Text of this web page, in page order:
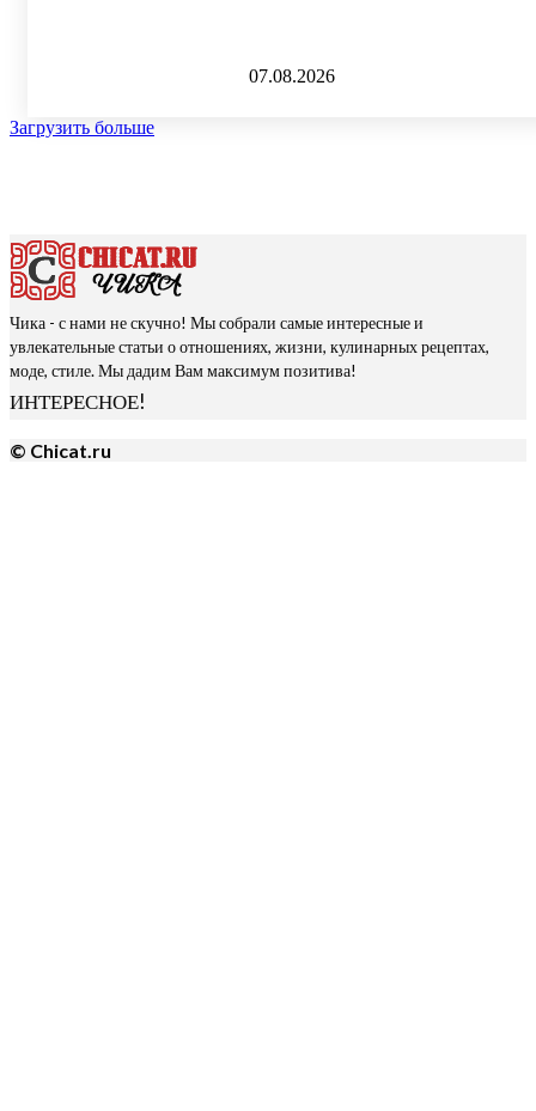
07.08.2026
Загрузить больше
Чика - с нами не скучно! Мы собрали самые интересные и
увлекательные статьи о отношениях, жизни, кулинарных рецептах,
моде, стиле. Мы дадим Вам максимум позитива!
ИНТЕРЕСНОЕ!
© Chicat.ru